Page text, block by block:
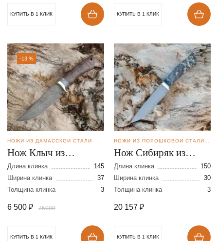
КУПИТЬ В 1 КЛИК КУПИТЬ В 1 КЛИК
-13 %
НОЖИ ИЗ ДАМАССКОЙ СТАЛИ
Нож Клыч из
дамасской стали
Длина клинка
145
Ширина клинка
37
Толщина клинка
3
6 500 ₽ 7500₽
КУПИТЬ В 1 КЛИК
НОЖИ ИЗ ПОРОШКОВОЙ СТАЛИ BOHLER M398
Нож Сибиряк из
порошковой стали
М-398
Длина клинка
150
Ширина клинка
30
Толщина клинка
3
20 157 ₽
КУПИТЬ В 1 КЛИК